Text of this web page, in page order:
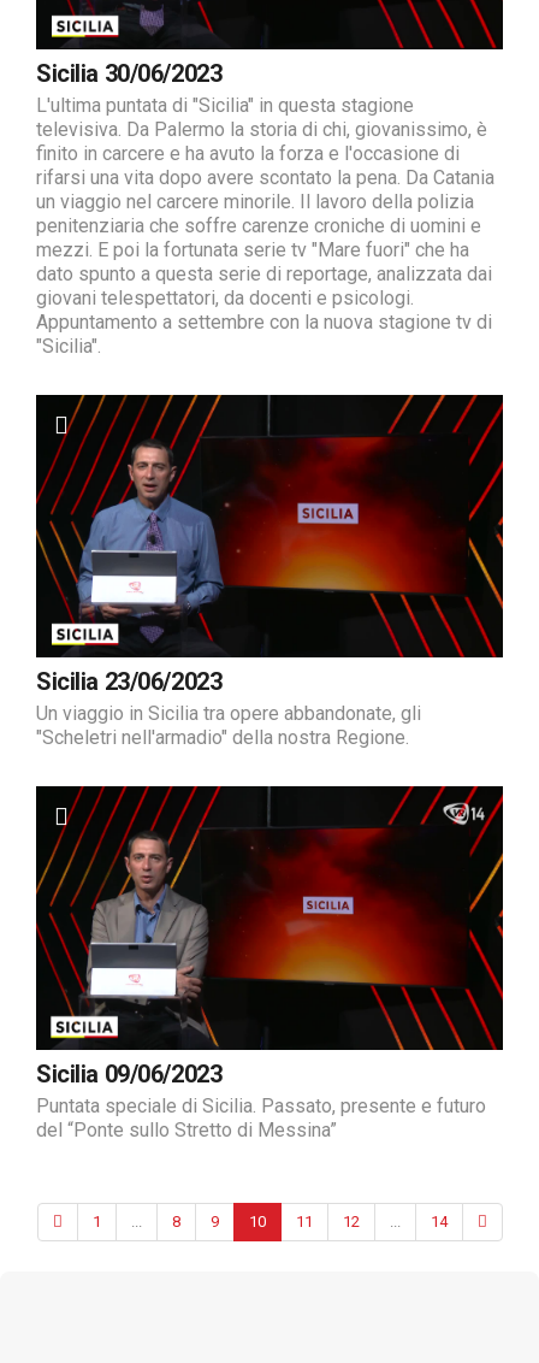
Sicilia 30/06/2023
L'ultima puntata di "Sicilia" in questa stagione
televisiva. Da Palermo la storia di chi, giovanissimo, è
finito in carcere e ha avuto la forza e l'occasione di
rifarsi una vita dopo avere scontato la pena. Da Catania
un viaggio nel carcere minorile. Il lavoro della polizia
penitenziaria che soffre carenze croniche di uomini e
mezzi. E poi la fortunata serie tv "Mare fuori" che ha
dato spunto a questa serie di reportage, analizzata dai
giovani telespettatori, da docenti e psicologi.
Appuntamento a settembre con la nuova stagione tv di
"Sicilia".
Sicilia 23/06/2023
Un viaggio in Sicilia tra opere abbandonate, gli
"Scheletri nell'armadio" della nostra Regione.
Sicilia 09/06/2023
Puntata speciale di Sicilia. Passato, presente e futuro
del “Ponte sullo Stretto di Messina”
1 8 9 10 11 12 14